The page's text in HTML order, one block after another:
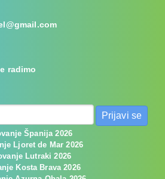
radimo
Španija 2026
Ljoret de Mar 2026
Lutraki 2026
Kosta Brava 2026